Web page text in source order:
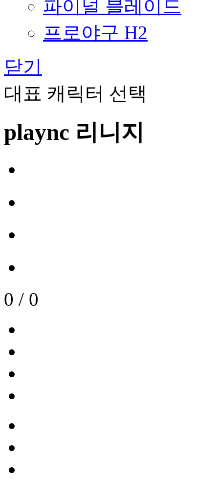
파이널 블레이드
프로야구 H2
닫기
대표 캐릭터 선택
plaync 리니지
0 / 0